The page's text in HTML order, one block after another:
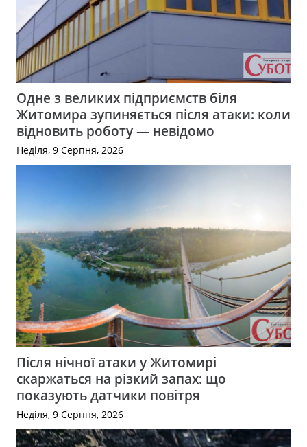
Одне з великих підприємств біля
Житомира зупиняється після атаки: коли
відновить роботу — невідомо
Неділя, 9 Серпня, 2026
Після нічної атаки у Житомирі
скаржаться на різкий запах: що
показують датчики повітря
Неділя, 9 Серпня, 2026